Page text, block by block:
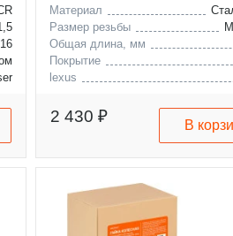
16
Материал
Размер резьбы
Общая длина, мм
Покрытие
lexus
2 430 ₽ В